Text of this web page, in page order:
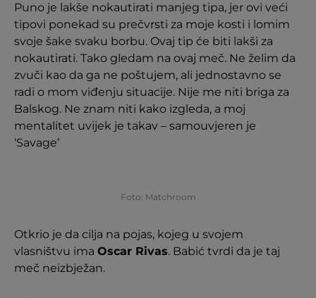
Puno je lakše nokautirati manjeg tipa, jer ovi veći
tipovi ponekad su prečvrsti za moje kosti i lomim
svoje šake svaku borbu. Ovaj tip će biti lakši za
nokautirati. Tako gledam na ovaj meč. Ne želim da
zvuči kao da ga ne poštujem, ali jednostavno se
radi o mom viđenju situacije. Nije me niti briga za
Balskog. Ne znam niti kako izgleda, a moj
mentalitet uvijek je takav – samouvjeren je
‘Savage’
Foto: Matchroom
Otkrio je da cilja na pojas, kojeg u svojem
vlasništvu ima Oscar Rivas. Babić tvrdi da je taj
meč neizbježan.